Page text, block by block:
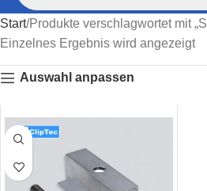
Start Produkte verschlagwortet mit
Einzelnes Ergebnis wird angezeigt
Auswahl anpassen